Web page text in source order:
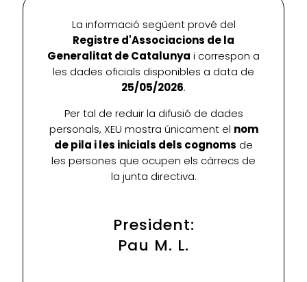
La informació següent prové del
Registre d'Associacions de la
Generalitat de Catalunya i correspon a
les dades oficials disponibles a data de
25/05/2026.
Per tal de reduir la difusió de dades
personals, XEU mostra únicament el nom
de pila i les inicials dels cognoms de
les persones que ocupen els càrrecs de
la junta directiva.
President:
Pau M. L.